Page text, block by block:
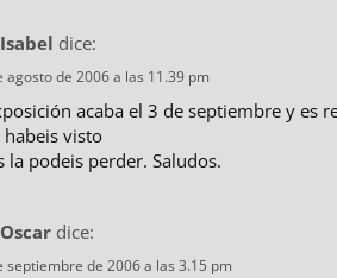
Isabel dice:
agosto de 2006 a las 11.39 pm
acaba el 3 de septiembre y es
habeis visto
la podeis perder. Saludos.
Oscar dice:
septiembre de 2006 a las 3.15 pm